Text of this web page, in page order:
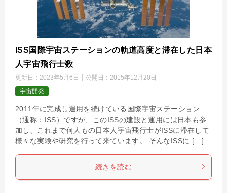
ISS国際宇宙ステーションの軌道高度と滞在した日本
人宇宙飛行士数
更新日： 2023年5月6日 公開日： 2015年12月20日
宇宙開発
2011年に完成し運用を続けている国際宇宙ステーション
（通称：ISS）ですが、このISSの建設と運用には日本も参
加し、これまで何人もの日本人宇宙飛行士がISSに滞在して
様々な実験や研究を行って来ています。 そんなISSに […]
続きを読む